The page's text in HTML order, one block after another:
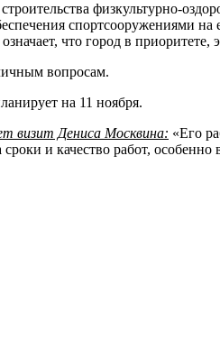
физкультурно-
спортсооружениями
что город в
вопросам.
на 11 ноября.
визит Дениса Москвина: «Его
и качество работ, особенно